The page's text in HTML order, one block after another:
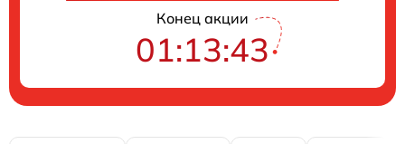
Конец акции
01:13:42